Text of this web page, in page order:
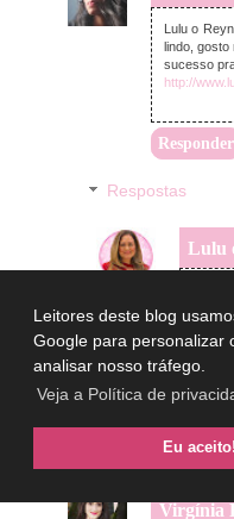
Leitores deste blog
Google para personalizar
analisar nosso tráfego.
Veja a Política de
Eu aceito!
Lulu o
lindo,
sucesso
http://
Responder
Respostas
Lulu
big
Virgínia